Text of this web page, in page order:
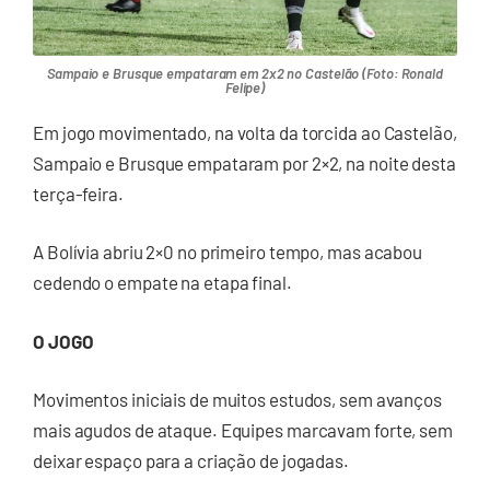
Sampaio e Brusque empataram em 2x2 no Castelão (Foto: Ronald
Felipe)
Em jogo movimentado, na volta da torcida ao Castelão,
Sampaio e Brusque empataram por 2×2, na noite desta
terça-feira.
A Bolívia abriu 2×0 no primeiro tempo, mas acabou
cedendo o empate na etapa final.
O JOGO
Movimentos iniciais de muitos estudos, sem avanços
mais agudos de ataque. Equipes marcavam forte, sem
deixar espaço para a criação de jogadas.